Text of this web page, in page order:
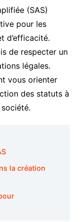
(SAS)
pour les
d’efficacité.
de respecter un
légales.
vous orienter
des statuts à
la création